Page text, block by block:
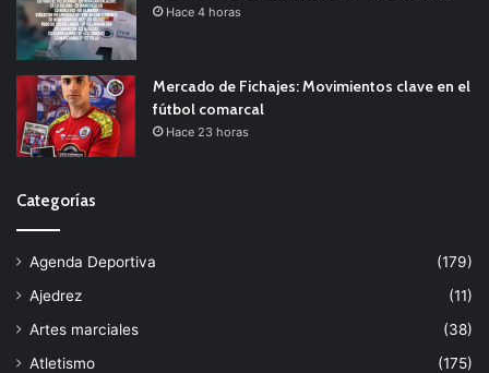
Hace 4 horas
Mercado de Fichajes: Movimientos clave en el
fútbol comarcal
Hace 23 horas
Categorías
Agenda Deportiva
(179)
Ajedrez
(11)
Artes marciales
(38)
Atletismo
(175)